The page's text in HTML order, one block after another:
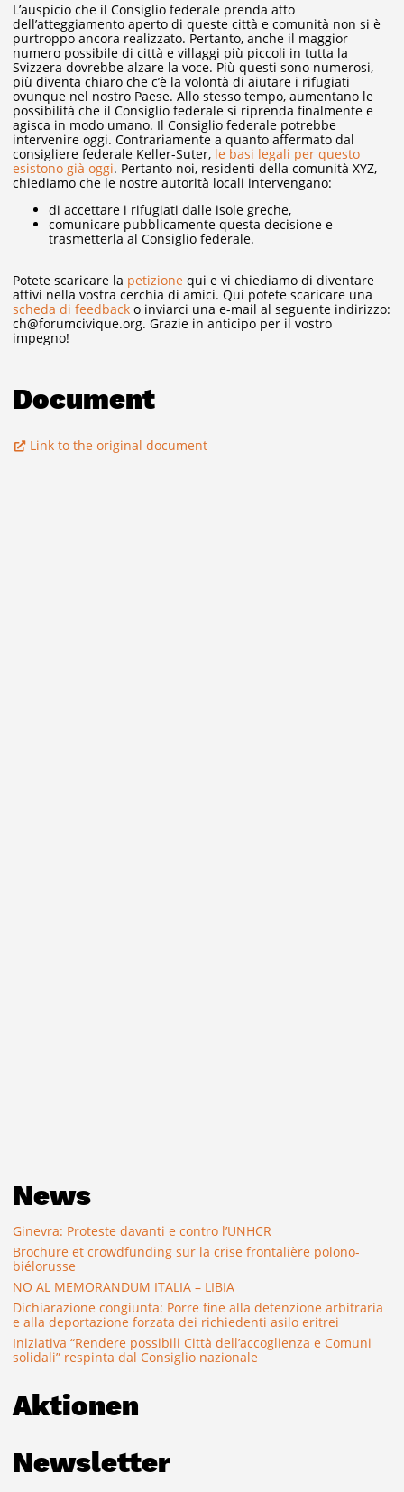
L’auspicio che il Consiglio federale prenda atto
dell’atteggiamento aperto di queste città e comunità non si è
purtroppo ancora realizzato. Pertanto, anche il maggior
numero possibile di città e villaggi più piccoli in tutta la
Svizzera dovrebbe alzare la voce. Più questi sono numerosi,
più diventa chiaro che c’è la volontà di aiutare i rifugiati
ovunque nel nostro Paese. Allo stesso tempo, aumentano le
possibilità che il Consiglio federale si riprenda finalmente e
agisca in modo umano. Il Consiglio federale potrebbe
intervenire oggi. Contrariamente a quanto affermato dal
consigliere federale Keller-Suter, le basi legali per questo
esistono già oggi. Pertanto noi, residenti della comunità XYZ,
chiediamo che le nostre autorità locali intervengano:
di accettare i rifugiati dalle isole greche,
comunicare pubblicamente questa decisione e
trasmetterla al Consiglio federale.
Potete scaricare la petizione qui e vi chiediamo di diventare
attivi nella vostra cerchia di amici. Qui potete scaricare una
scheda di feedback o inviarci una e-mail al seguente indirizzo:
ch@forumcivique.org. Grazie in anticipo per il vostro
impegno!
Document
Link to the original document
News
Ginevra: Proteste davanti e contro l’UNHCR
Brochure et crowdfunding sur la crise frontalière polono-
biélorusse
NO AL MEMORANDUM ITALIA – LIBIA
Dichiarazione congiunta: Porre fine alla detenzione arbitraria
e alla deportazione forzata dei richiedenti asilo eritrei
Iniziativa “Rendere possibili Città dell’accoglienza e Comuni
solidali” respinta dal Consiglio nazionale
Aktionen
Newsletter